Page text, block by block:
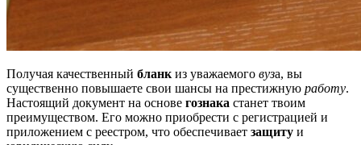
Получая качественный бланк из уважаемого вуза, вы
существенно повышаете свои шансы на престижную работу.
Настоящий документ на основе гознака станет твоим
преимуществом. Его можно приобрести с регистрацией и
приложением с реестром, что обеспечивает защиту и